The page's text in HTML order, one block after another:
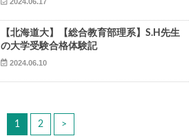
【北海道大】【総合教育部理系】S.H先生
の大学受験合格体験記
2024.06.10
1 2 >